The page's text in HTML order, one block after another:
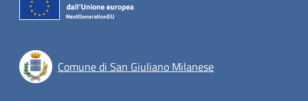
Comune di San Giuliano Milanese